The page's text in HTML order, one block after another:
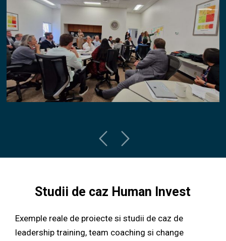
Studii de caz Human Invest
Exemple reale de proiecte si studii de caz de
leadership training, team coaching si change